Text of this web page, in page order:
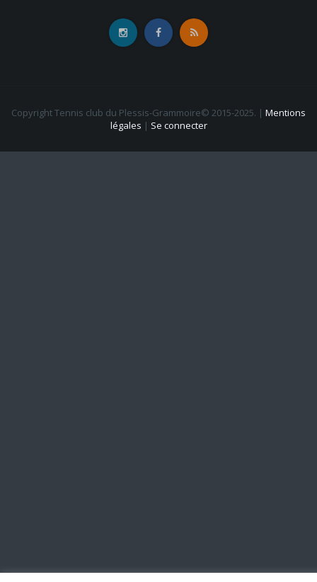
Copyright Tennis club du Plessis-Grammoire© 2015-2025. | Mentions
légales | Se connecter